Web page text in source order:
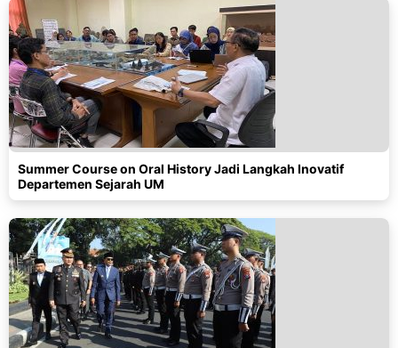
Summer Course on Oral History Jadi Langkah Inovatif
Departemen Sejarah UM